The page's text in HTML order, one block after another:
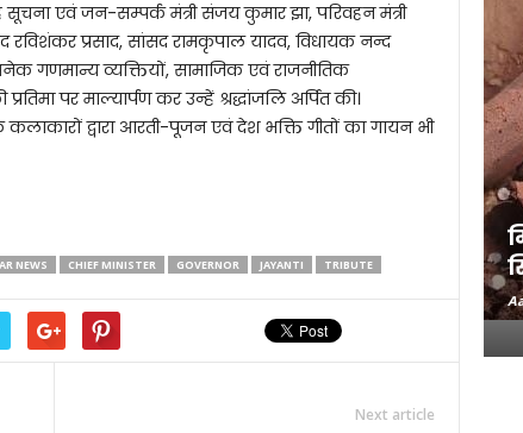
एवं जन-सम्पर्क मंत्री संजय कुमार झा, परिवहन मंत्री
प्रसाद, सांसद रामकृपाल यादव, विधायक नन्द
गणमान्य व्यक्तियों, सामाजिक एवं राजनीतिक
पर माल्यार्पण कर उन्हें श्रद्धांजलि अर्पित की।
द्वारा आरती-पूजन एवं देश भक्ति गीतों का गायन भी
NEWS CHIEF MINISTER GOVERNOR JAYANTI TRIBUTE
Next article